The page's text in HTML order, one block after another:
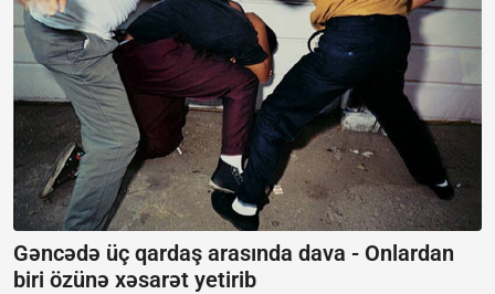
Gəncədə üç qardaş arasında dava - Onlardan
biri özünə xəsarət yetirib